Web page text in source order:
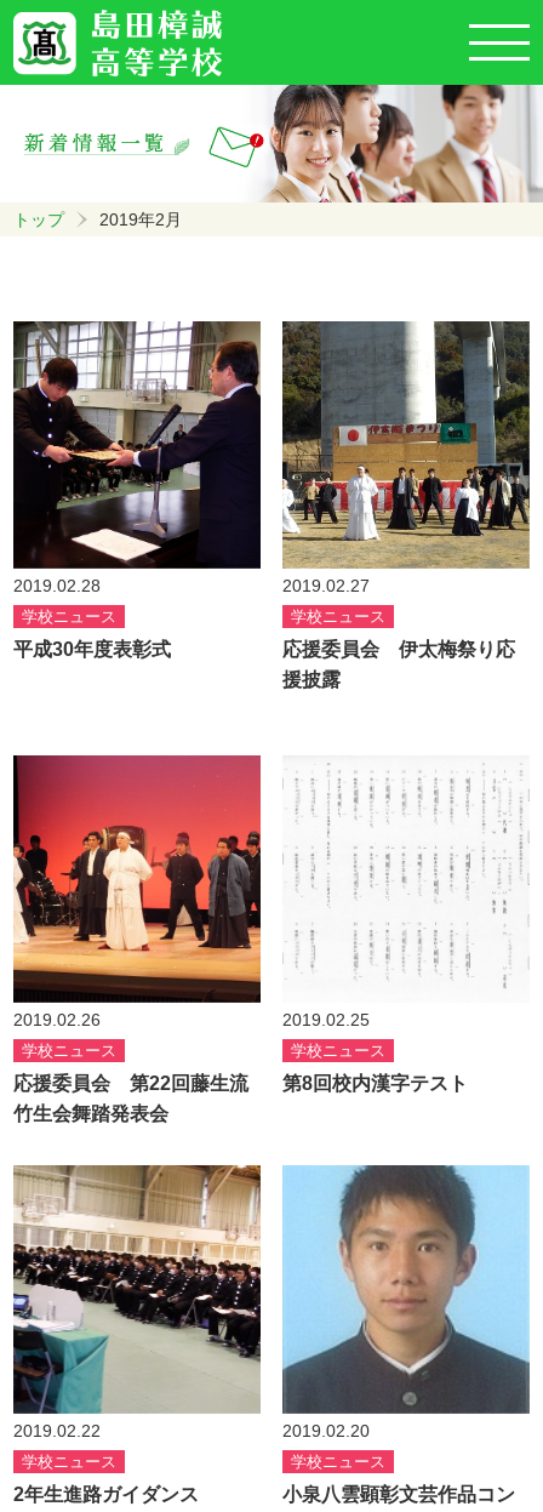
トップ 2019年2月
2019.02.28
学校ニュース
平成30年度表彰式
2019.02.27
学校ニュース
応援委員会 伊太梅祭り応
援披露
2019.02.26
学校ニュース
応援委員会 第22回藤生流
竹生会舞踏発表会
2019.02.25
学校ニュース
第8回校内漢字テスト
2019.02.22
学校ニュース
2年生進路ガイダンス
2019.02.20
学校ニュース
小泉八雲顕彰文芸作品コン